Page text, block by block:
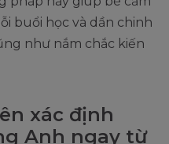
buổi học và dần chinh
như nắm chắc kiến
xác định
Anh ngay từ